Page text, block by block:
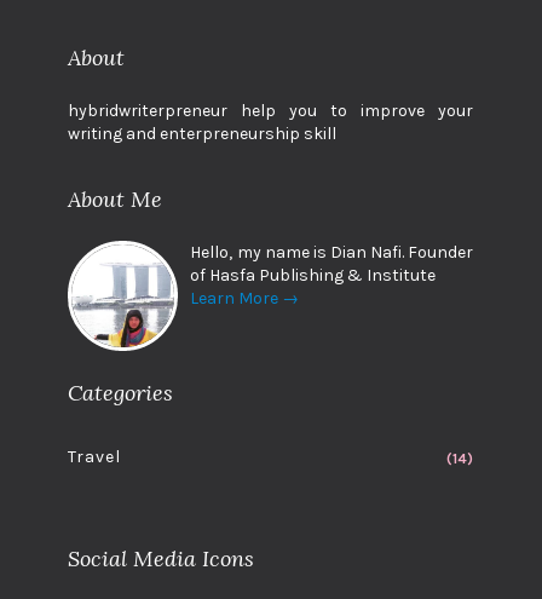
About
hybridwriterpreneur help you to improve your
writing and enterpreneurship skill
About Me
Hello, my name is Dian Nafi. Founder
of Hasfa Publishing & Institute
Learn More →
Categories
Travel (14)
Social Media Icons